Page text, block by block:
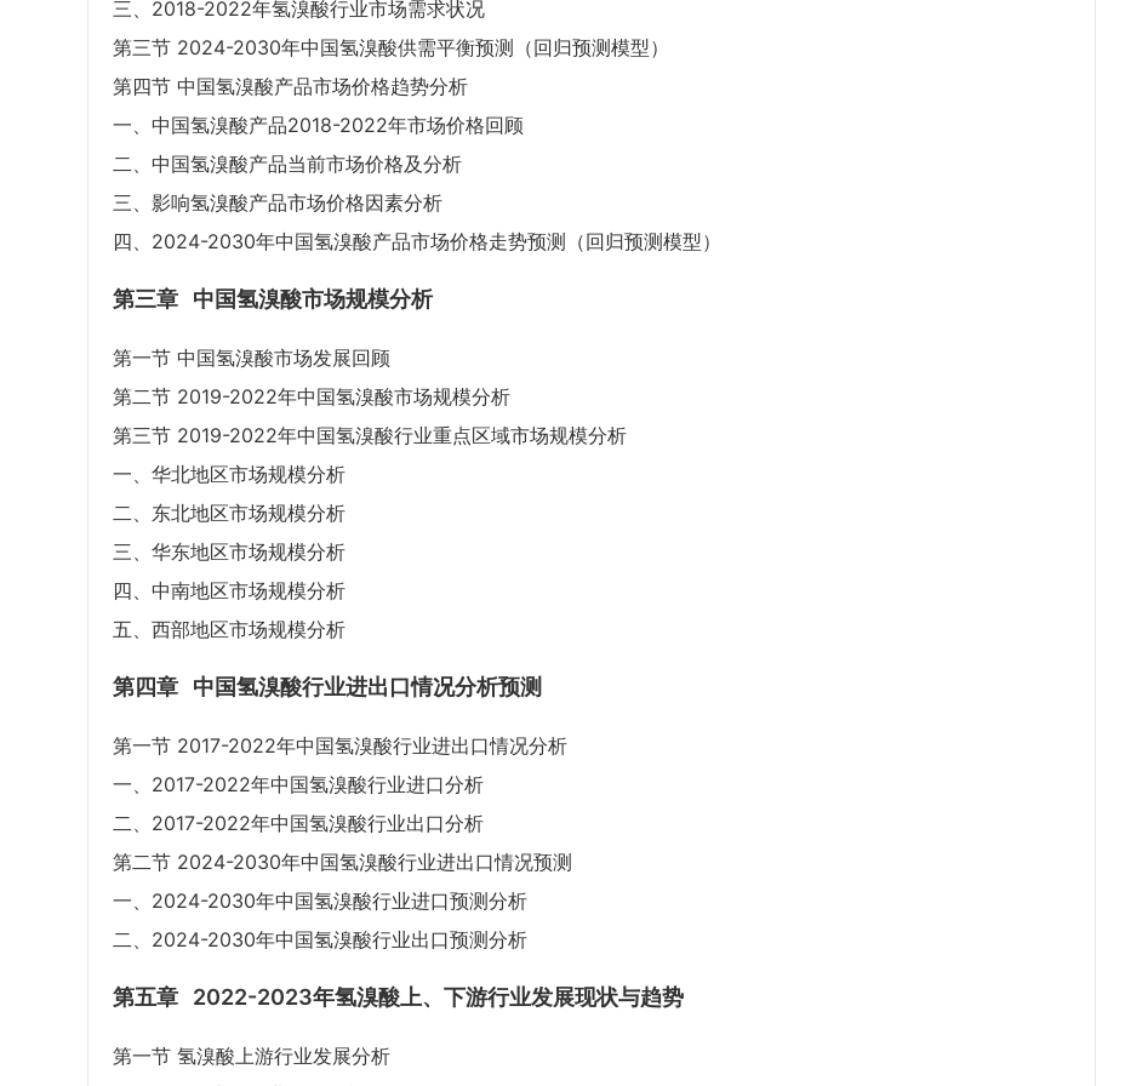
三、2018-2022年氢溴酸行业市场需求状况
第三节 2024-2030年中国氢溴酸供需平衡预测（回归预测模型）
第四节 中国氢溴酸产品市场价格趋势分析
一、中国氢溴酸产品2018-2022年市场价格回顾
二、中国氢溴酸产品当前市场价格及分析
三、影响氢溴酸产品市场价格因素分析
四、2024-2030年中国氢溴酸产品市场价格走势预测（回归预测模型）
第三章 中国氢溴酸市场规模分析
第一节 中国氢溴酸市场发展回顾
第二节 2019-2022年中国氢溴酸市场规模分析
第三节 2019-2022年中国氢溴酸行业重点区域市场规模分析
一、华北地区市场规模分析
二、东北地区市场规模分析
三、华东地区市场规模分析
四、中南地区市场规模分析
五、西部地区市场规模分析
第四章 中国氢溴酸行业进出口情况分析预测
第一节 2017-2022年中国氢溴酸行业进出口情况分析
一、2017-2022年中国氢溴酸行业进口分析
二、2017-2022年中国氢溴酸行业出口分析
第二节 2024-2030年中国氢溴酸行业进出口情况预测
一、2024-2030年中国氢溴酸行业进口预测分析
二、2024-2030年中国氢溴酸行业出口预测分析
第五章 2022-2023年氢溴酸上、下游行业发展现状与趋势
第一节 氢溴酸上游行业发展分析